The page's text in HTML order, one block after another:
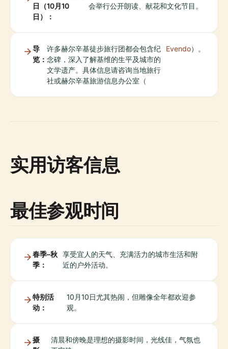
日（10月10
日）：
会举行公开朗读、献花和文化节目。
导
览：
许多赫尔辛基徒步旅行团都会包含纪
念碑，深入了解基维的生平及城市的
文学遗产。具体信息请咨询当地旅行
社或赫尔辛基旅游信息办公室（
Evendo）。
实用访客信息
最佳参观时间
春季–秋
季：
享受宜人的天气、充满活力的城市生活和附
近的户外活动。
特别活
动：
10月10日尤其热闹，但雕像全年都欢迎参
观。
摄
清晨和傍晚是理想的摄影时间，光线佳，气氛也